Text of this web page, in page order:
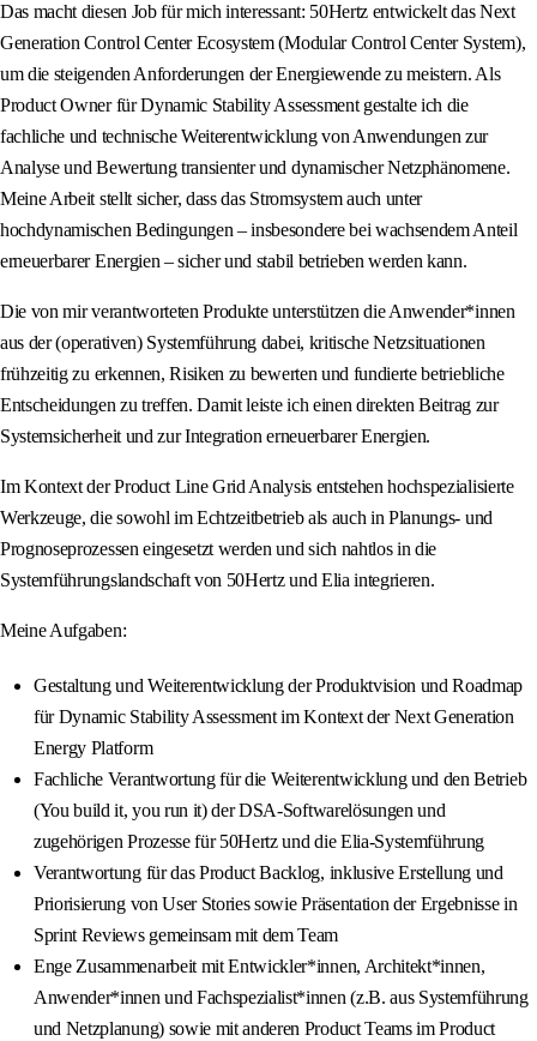
Das macht diesen Job für mich interessant: 50Hertz entwickelt das Next
Generation Control Center Ecosystem (Modular Control Center System),
um die steigenden Anforderungen der Energiewende zu meistern. Als
Product Owner für Dynamic Stability Assessment gestalte ich die
fachliche und technische Weiterentwicklung von Anwendungen zur
Analyse und Bewertung transienter und dynamischer Netzphänomene.
Meine Arbeit stellt sicher, dass das Stromsystem auch unter
hochdynamischen Bedingungen – insbesondere bei wachsendem Anteil
erneuerbarer Energien – sicher und stabil betrieben werden kann.
Die von mir verantworteten Produkte unterstützen die Anwender*innen
aus der (operativen) Systemführung dabei, kritische Netzsituationen
frühzeitig zu erkennen, Risiken zu bewerten und fundierte betriebliche
Entscheidungen zu treffen. Damit leiste ich einen direkten Beitrag zur
Systemsicherheit und zur Integration erneuerbarer Energien.
Im Kontext der Product Line Grid Analysis entstehen hochspezialisierte
Werkzeuge, die sowohl im Echtzeitbetrieb als auch in Planungs- und
Prognoseprozessen eingesetzt werden und sich nahtlos in die
Systemführungslandschaft von 50Hertz und Elia integrieren.
Meine Aufgaben:
Gestaltung und Weiterentwicklung der Produktvision und Roadmap
für Dynamic Stability Assessment im Kontext der Next Generation
Energy Platform
Fachliche Verantwortung für die Weiterentwicklung und den Betrieb
(You build it, you run it) der DSA-Softwarelösungen und
zugehörigen Prozesse für 50Hertz und die Elia-Systemführung
Verantwortung für das Product Backlog, inklusive Erstellung und
Priorisierung von User Stories sowie Präsentation der Ergebnisse in
Sprint Reviews gemeinsam mit dem Team
Enge Zusammenarbeit mit Entwickler*innen, Architekt*innen,
Anwender*innen und Fachspezialist*innen (z.B. aus Systemführung
und Netzplanung) sowie mit anderen Product Teams im Product